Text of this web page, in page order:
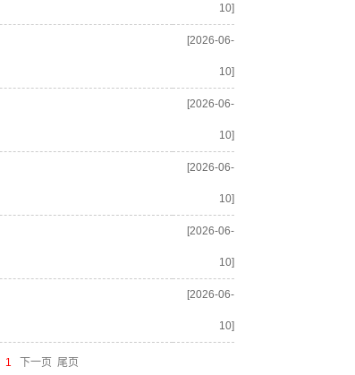
10]
[2026-06-
10]
[2026-06-
10]
[2026-06-
10]
[2026-06-
10]
[2026-06-
10]
1 下一页 尾页